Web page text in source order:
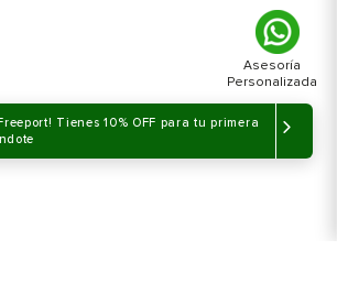
Tienes 10% OFF para tu primera